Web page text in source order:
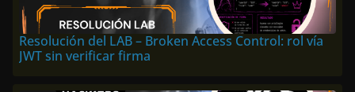
Resolución del LAB – Broken Access Control: rol vía
JWT sin verificar firma